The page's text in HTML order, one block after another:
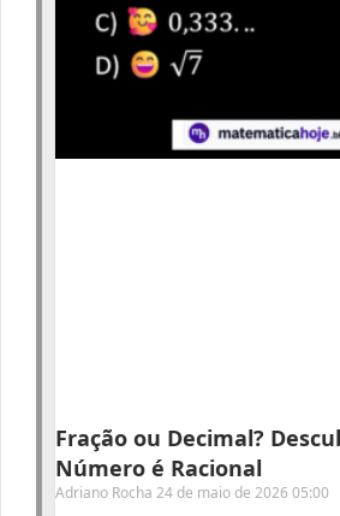
Fração ou Decimal?
Número é Racional
Adriano Rocha 24 de maio de 2026 05:00